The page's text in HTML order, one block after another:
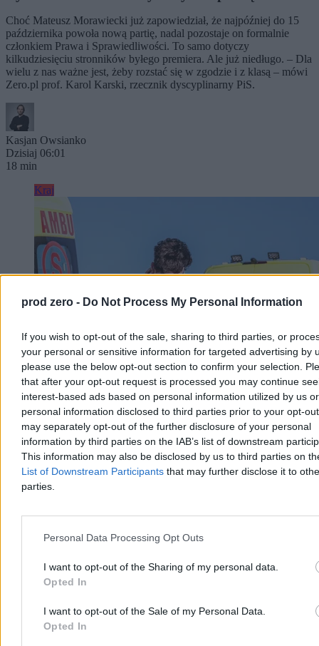
prod zero - Do Not Process My Personal Information
If you wish to opt-out of the sale, sharing to third parties, or
your personal or sensitive information for targeted advertising by
please use the below opt-out section to confirm your selection.
that after your opt-out request is processed you may continue
interest-based ads based on personal information utilized by us or
personal information disclosed to third parties prior to your opt-
may separately opt-out of the further disclosure of your personal
information by third parties on the IAB’s list of downstream
This information may also be disclosed by us to third parties on
List of Downstream Participants that may further disclose it to
parties.
Personal Data Processing Opt Outs
I want to opt-out of the Sharing of my personal data.
Opted In
I want to opt-out of the Sale of my Personal Data.
Opted In
Choć Mateusz Morawiecki już zapowiedział, że najpóźniej do 15
października powoła nową partię, nadal pozostaje on formalnie
członkiem Prawa i Sprawiedliwości. To samo dotyczy
kilkudziesięciu stronników byłego premiera. Ale już niedługo. – Dla
wielu z nas ważne jest, żeby rozstać się w zgodzie i z klasą – mówi
Zero.pl prof. Karol Karski, rzecznik dyscyplinarny PiS.
Kasjan Owsianko
Dzisiaj 06:01
18 min
Kraj
Dwaj chłopcy wyciągnięci ze zbiornika ppoż. w
Szczecinie. Udana reanimacja
W sobotę po godz. 14 w Szczecinie dwóch chłopców w wieku 9 i
11 lat wpadło do zbiornika przeciwpożarowego na terenie SP 18.
Wyciągnęli ich przypadkowi przechodnie, a strażacy i ratownicy
Aleksandra Cieślik
Wczoraj 20:06
Reklama